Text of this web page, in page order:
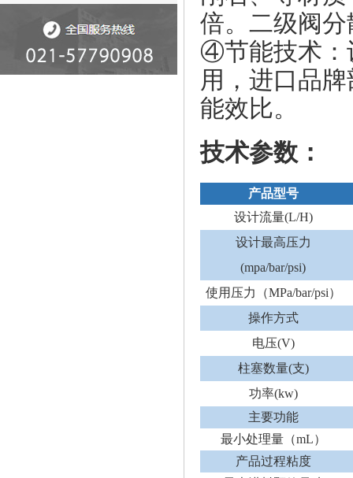
倍。二级阀
④节能技术
用，进口品
能效比。
技术参数：
产品型号
设计流量(L/H)
设计最高压力
(mpa/bar/psi)
使用压力（MPa/bar/psi）
操作方式
电压(V)
柱塞数量(支)
功率(kw)
主要功能
最小处理量（mL）
产品过程粘度